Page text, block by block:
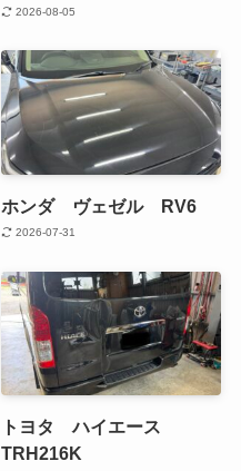
2026-08-05
ホンダ ヴェゼル RV6
2026-07-31
トヨタ ハイエース
TRH216K